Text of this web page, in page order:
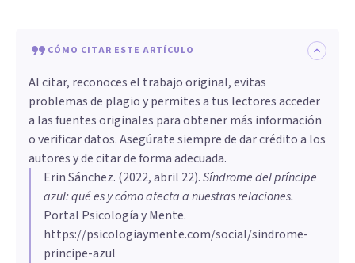
CÓMO CITAR ESTE ARTÍCULO
Al citar, reconoces el trabajo original, evitas
problemas de plagio y permites a tus lectores acceder
a las fuentes originales para obtener más información
o verificar datos. Asegúrate siempre de dar crédito a los
autores y de citar de forma adecuada.
Erin Sánchez. (2022, abril 22).Síndrome del príncipe
azul: qué es y cómo afecta a nuestras relaciones.
Portal Psicología y Mente.
https://psicologiaymente.com/social/sindrome-
principe-azul